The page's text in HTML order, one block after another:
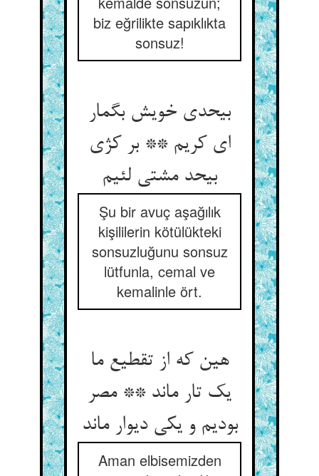
biz eğrilikte sapıklıkta
sonsuz!
بی‏حدی خویش بگمار
ای کریم ** بر کژی
بی‏حد مشتی لئیم‏
Şu bir avuç aşağılık
kişililerin kötülükteki
sonsuzluğunu sonsuz
lütfunla, cemal ve
kemalinle ört.
هین که از تقطیع ما
یک تار ماند ** مصر
بودیم و یکی دیوار ماند
Aman elbisemizden